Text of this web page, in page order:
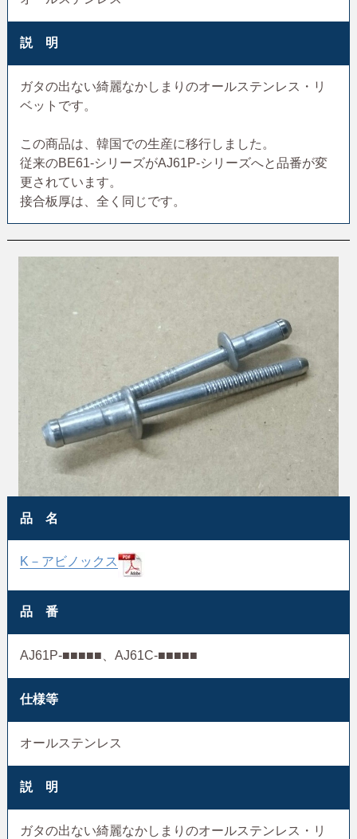
説 明
ガタの出ない綺麗なかしまりのオールステンレス・リ
ベットです。
この商品は、韓国での生産に移行しました。
従来のBE61-シリーズがAJ61P-シリーズへと品番が変
更されています。
接合板厚は、全く同じです。
品 名
K－アビノックス
品 番
AJ61P-■■■■■、AJ61C-■■■■■
仕様等
オールステンレス
説 明
ガタの出ない綺麗なかしまりのオールステンレス・リ